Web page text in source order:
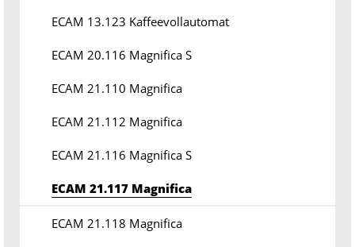
ECAM 13.123 Kaffeevollautomat
ECAM 20.116 Magnifica S
ECAM 21.110 Magnifica
ECAM 21.112 Magnifica
ECAM 21.116 Magnifica S
ECAM 21.117 Magnifica
ECAM 21.118 Magnifica